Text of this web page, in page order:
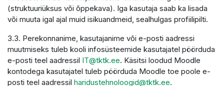
(struktuuriüksus või õppekava). Iga kasutaja saab ka lisada
või muuta igal ajal muid isikuandmeid, sealhulgas profiilipilti.
3.3. Perekonnanime, kasutajanime või e-posti aadressi
muutmiseks tuleb kooli infosüsteemide kasutajatel pöörduda
e-posti teel aadressil IT@tktk.ee. Käsitsi loodud Moodle
kontodega kasutajatel tuleb pöörduda Moodle toe poole e-
posti teel aadressil haridustehnoloogid@tktk.ee.